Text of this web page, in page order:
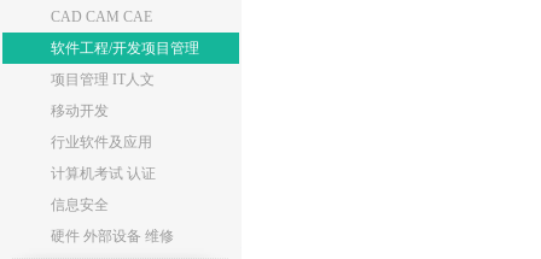
CAD CAM CAE
软件工程/开发项目管理
项目管理 IT人文
移动开发
行业软件及应用
计算机考试 认证
信息安全
硬件 外部设备 维修